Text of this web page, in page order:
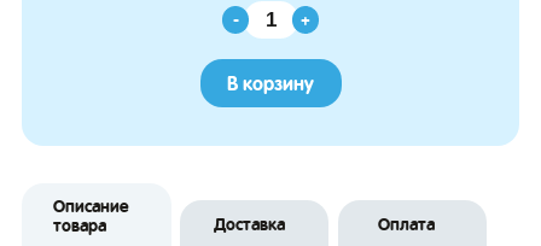
- +
В корзину
Описание
товара
Доставка Оплата